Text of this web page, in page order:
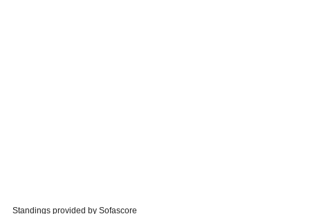
Standings provided by Sofascore